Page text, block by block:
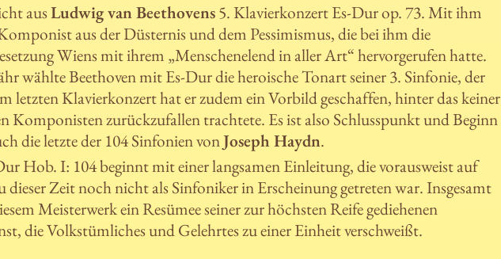
ausLudwig van Beethovens5. Klavierkonzert Es-Dur op. 73. Mit ihm
aus der Düsternis und dem Pessimismus, die bei ihm die
Wiens mit ihrem „Menschenelend in aller Art“ hervorgerufen hatte.
wählte Beethoven mit Es-Dur die heroische Tonart seiner 3. Sinfonie, der
letzten Klavierkonzert hat er zudem ein Vorbild geschaffen, hinter das keiner
Komponisten zurückzufallen trachtete. Es ist also Schlusspunkt und Beginn
die letzte der 104 Sinfonien vonJoseph Haydn.
Hob. I: 104 beginnt mit einer langsamen Einleitung, die vorausweist auf
dieser Zeit noch nicht als Sinfoniker in Erscheinung getreten war. Insgesamt
Meisterwerk ein Resümee seiner zur höchsten Reife gediehenen
die Volkstümliches und Gelehrtes zu einer Einheit verschweißt.